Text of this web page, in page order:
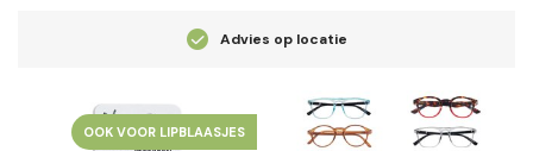
OOK VOOR LIPBLAASJES
Advies op locatie